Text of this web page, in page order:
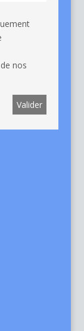
nos